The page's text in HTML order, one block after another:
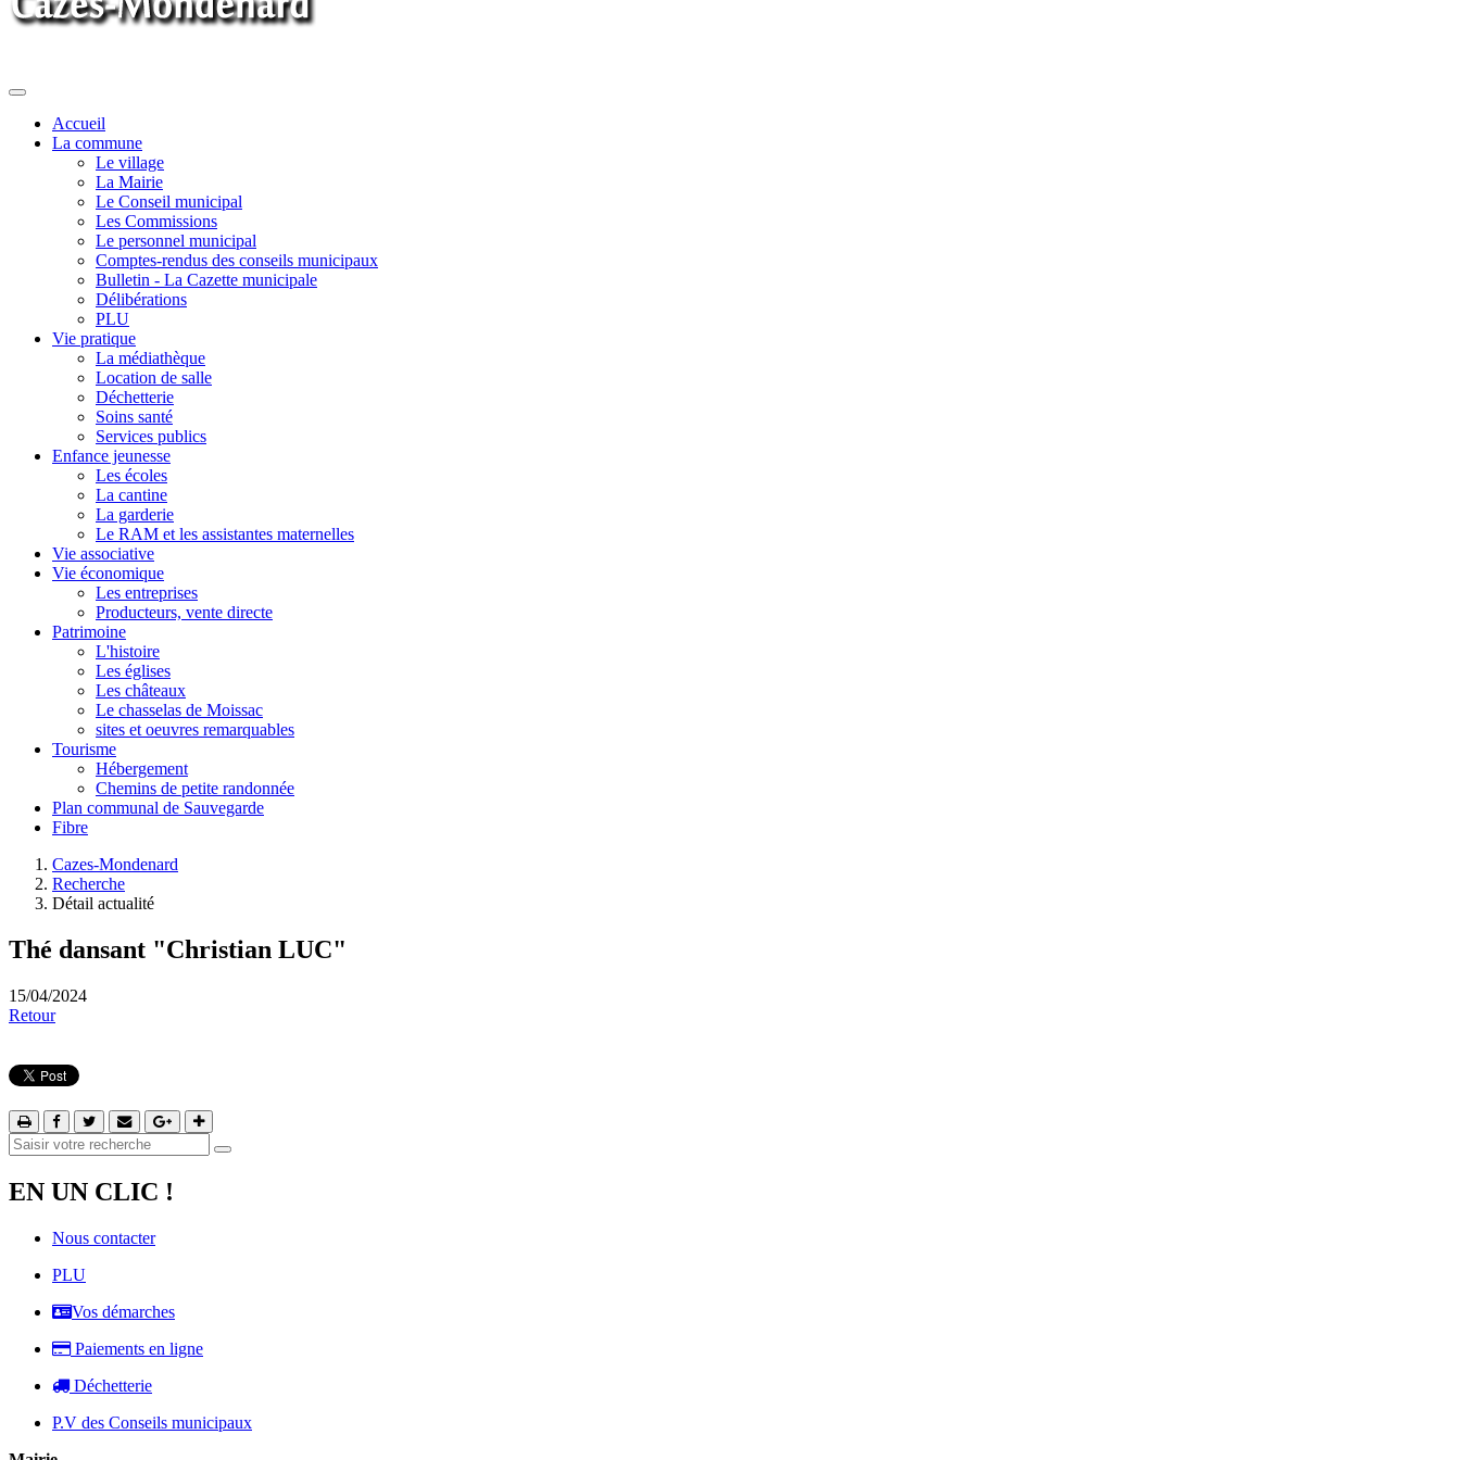
Toggle
navigationAccueil
La commune
Le village
La Mairie
Le Conseil municipal
Les Commissions
Le personnel municipal
Comptes-rendus des conseils municipaux
Bulletin - La Cazette municipale
Délibérations
PLU
Vie pratique
La médiathèque
Location de salle
Déchetterie
Soins santé
Services publics
Enfance jeunesse
Les écoles
La cantine
La garderie
Le RAM et les assistantes maternelles
Vie associative
Vie économique
Les entreprises
Producteurs, vente directe
Patrimoine
L'histoire
Les églises
Les châteaux
Le chasselas de Moissac
sites et oeuvres remarquables
Tourisme
Hébergement
Chemins de petite randonnée
Plan communal de Sauvegarde
Fibre
Cazes-Mondenard
Recherche
Détail actualité
Thé dansant "Christian LUC"
15/04/2024
Retour
EN UN CLIC !
Nous contacter
PLU
Vos démarches
Paiements en ligne
Déchetterie
P.V des Conseils municipaux